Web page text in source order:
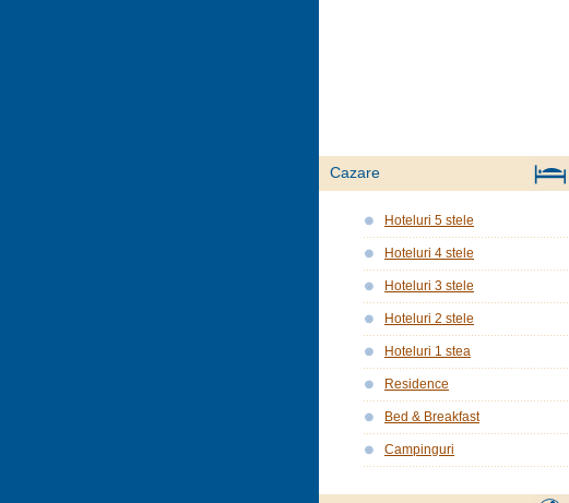
Cazare
Hoteluri 5 stele
Hoteluri 4 stele
Hoteluri 3 stele
Hoteluri 2 stele
Hoteluri 1 stea
Residence
Bed & Breakfast
Campinguri